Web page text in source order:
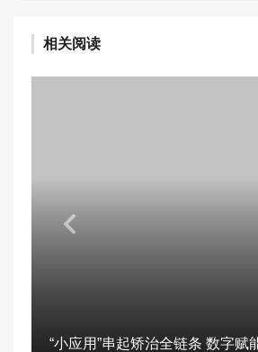
相关阅读
“小应用”串起矫治全链条 数字赋